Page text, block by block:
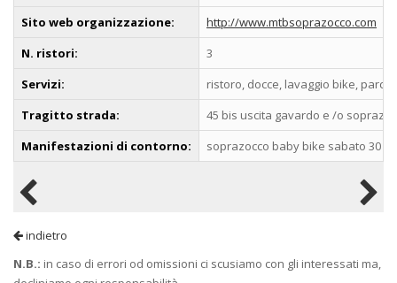
Sito web organizzazione:
http://www.mtbsoprazocco.com
N. ristori:
3
Servizi:
ristoro, docce, lavaggio bike,
Tragitto strada:
45 bis uscita gavardo e /o
Manifestazioni di contorno:
soprazocco baby bike sabato 30
indietro
N.B.: in caso di errori od omissioni ci scusiamo con gli interessati ma,